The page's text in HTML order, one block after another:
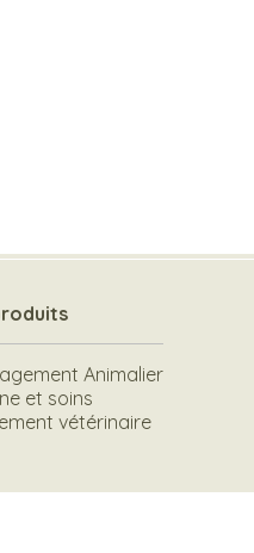
Animalier
et soins
vétérinaire